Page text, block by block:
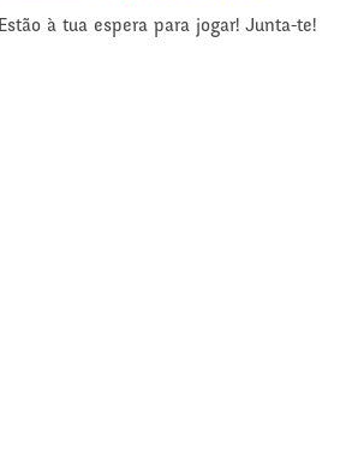
Estão à tua espera para jogar! Junta-te!